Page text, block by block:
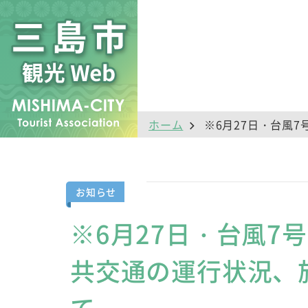
ホーム ※6月27日・台風7
お知らせ
※6月27日・台風7
共交通の運行状況